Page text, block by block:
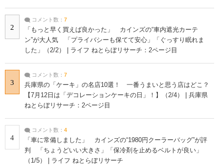
2
コメント数： 7
「もっと早く買えば良かった」 カインズの“車内遮光カーテ
ン”が大人気 「プライバシーも保てて安心」「ぐっすり眠れま
した」（2/2） | ライフ ねとらぼリサーチ：2ページ目
3
コメント数： 7
兵庫県の「ケーキ」の名店10選！ 一番うまいと思う店はどこ？
【7月12日は「デコレーションケーキの日」！】（2/4） | 兵庫県
ねとらぼリサーチ：2ページ目
4
コメント数： 4
「車に常備しました」 カインズの“1980円クーラーバッグ”が評
判 「ちょうどいい大きさ」「保冷剤を止めるベルトが良い」
（1/5） | ライフ ねとらぼリサーチ